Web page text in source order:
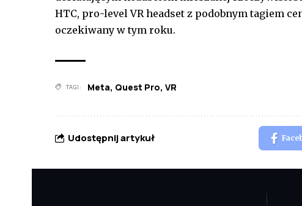
HTC, pro-level VR headset z podobnym tagiem
oczekiwany w tym roku.
TAGI: Meta, Quest Pro,VR
Udostępnij artykuł